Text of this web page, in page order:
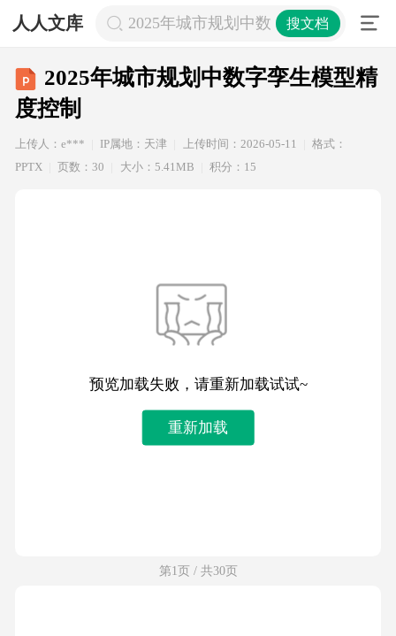
人人文库 2025年城市规划中数字孪生模型精度
搜文档
2025年城市规划中数字孪生模型精
度控制
上传人：e*** IP属地：天津 上传时间：2026-05-11
格式：
PPTX
页数：30 大小：5.41MB 积分：15
预览加载失败，请重新加载试试~
重新加载
第1页 / 共30页